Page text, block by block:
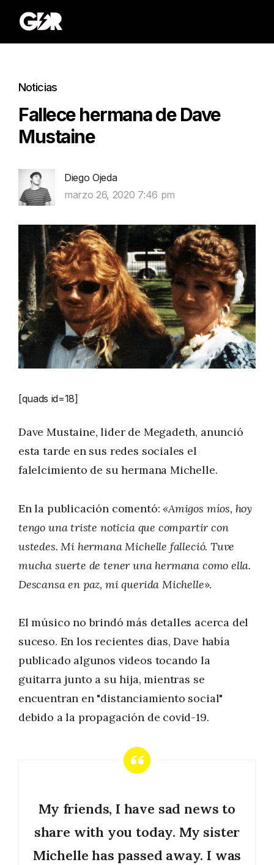
Noticias
Fallece hermana de Dave
Mustaine
Diego Ojeda
marzo 26, 2020 7:46 pm
[quads id=18]
Dave Mustaine, lider de Megadeth, anunció
esta tarde en sus redes sociales el
falelcimiento de su hermana Michelle.
En la publicación comentó:«Amigos míos, hoy
tengo una triste noticia que compartir con
ustedes. Mi hermana Michelle falleció. Tuve
mucha suerte de tener una hermana como ella.
Descansa en paz, mi querida Michelle».
El músico no brindó más detalles acerca del
suceso. En los recientes días, Dave había
publicado algunos videos tocando la
guitarra junto a su hija, mientras se
encuentran en "distanciamiento social"
debido a la propagación de covid-19.
My friends, I have sad news to
share with you today. My sister
Michelle has passed away. I was